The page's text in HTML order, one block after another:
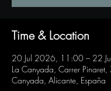
Time & Location
20 Jul 2026, 11:00 – 22
La Canyada, Carrer
Canyada, Alicante, España